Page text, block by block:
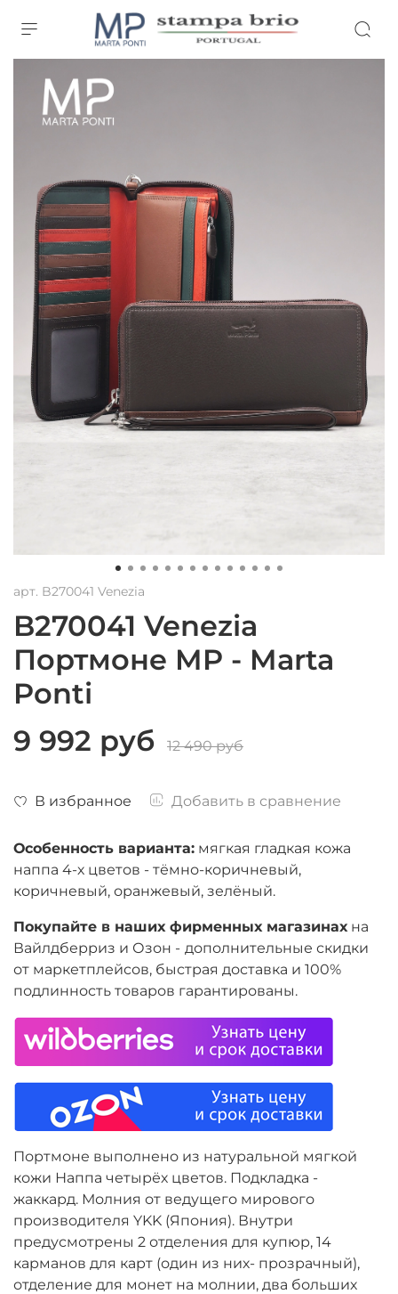
арт. B270041 Venezia
B270041 Venezia
Портмоне MP - Marta
Ponti
В избранное Добавить в сравнение
9 992 руб 12 490 руб
Особенность варианта: мягкая гладкая кожа
наппа 4-х цветов - тёмно-коричневый,
коричневый, оранжевый, зелёный.
Покупайте в наших фирменных магазинахна
Вайлдберриз и Озон - дополнительные скидки
от маркетплейсов, быстрая доставка и 100%
подлинность товаров гарантированы.
Портмоне выполнено из натуральной мягкой
кожи Наппа четырёх цветов. Подкладка -
жаккард. Молния от ведущего мирового
производителя YKK (Япония). Внутри
предусмотрены 2 отделения для купюр, 14
карманов для карт (один из них- прозрачный),
отделение для монет на молнии, два больших